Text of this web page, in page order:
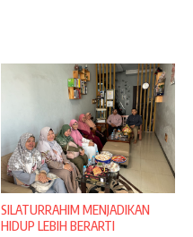
SILATURRAHIM MENJADIKAN
HIDUP LEBIH BERARTI